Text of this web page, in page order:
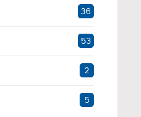
36
53
2
5